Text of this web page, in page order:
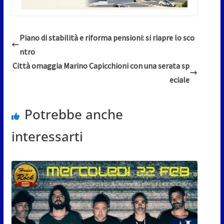
Piano di stabilità e riforma pensioni: si riapre lo sco
ntro
Città omaggia Marino Capicchioni con una serata sp
eciale
Potrebbe anche
interessarti